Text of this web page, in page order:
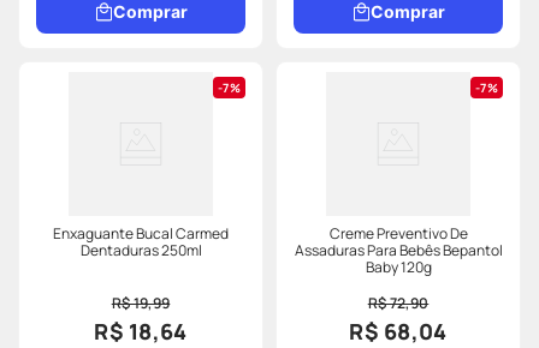
Comprar Comprar
7%
Enxaguante Bucal Carmed
Dentaduras 250ml
R$ 19,99
R$ 18,64
7%
Creme Preventivo De
Assaduras Para Bebês Bepantol
Baby 120g
R$ 72,90
R$ 68,04